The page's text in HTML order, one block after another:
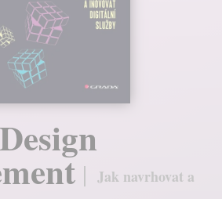
Jak navrhovat a